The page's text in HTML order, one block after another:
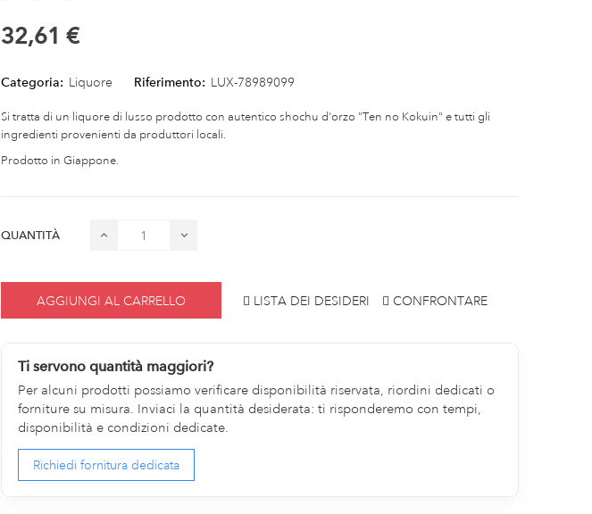
32,61 €
Categoria: Liquore Riferimento: LUX-78989099
Si tratta di un liquore di lusso prodotto con autentico shochu d'orzo "Ten no Kokuin" e tutti gli
ingredienti provenienti da produttori locali.
Prodotto in Giappone.
QUANTITÀ
AGGIUNGI AL CARRELLO LISTA DEI DESIDERI CONFRONTARE
Ti servono quantità maggiori?
Per alcuni prodotti possiamo verificare disponibilità riservata, riordini dedicati o
forniture su misura. Inviaci la quantità desiderata: ti risponderemo con tempi,
disponibilità e condizioni dedicate.
Richiedi fornitura dedicata